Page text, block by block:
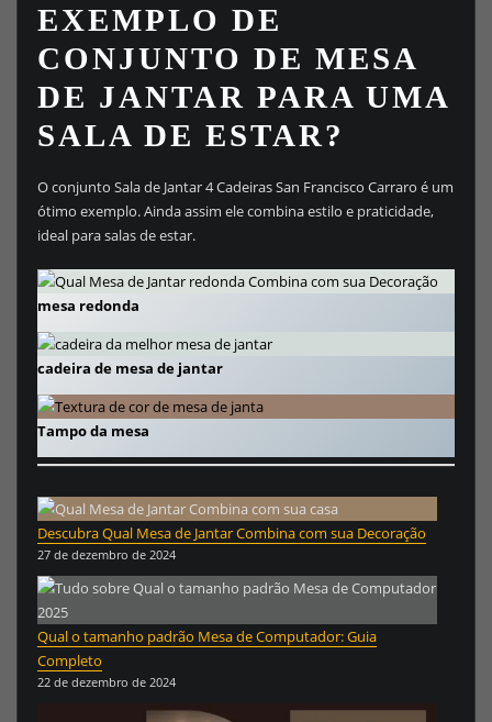
EXEMPLO DE
CONJUNTO DE MESA
DE JANTAR PARA UMA
SALA DE ESTAR?
O conjunto Sala de Jantar 4 Cadeiras San Francisco Carraro é um
ótimo exemplo. Ainda assim ele combina estilo e praticidade,
ideal para salas de estar.
mesa redonda
cadeira de mesa de jantar
Tampo da mesa
Descubra Qual Mesa de Jantar Combina com sua Decoração
27 de dezembro de 2024
Qual o tamanho padrão Mesa de Computador: Guia
Completo
22 de dezembro de 2024